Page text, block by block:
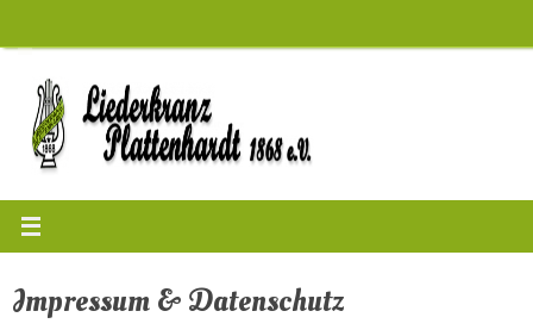
Inhalt
springen
Impressum & Datenschutz